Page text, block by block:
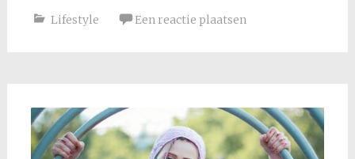
Lifestyle Een reactie plaatsen